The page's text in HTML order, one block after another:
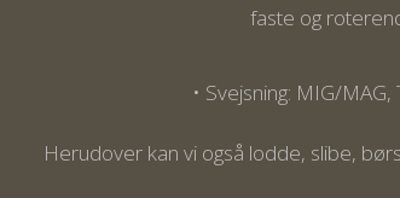
faste og
• Svejsning: MIG/MAG,
Herudover kan vi også lodde, slibe,